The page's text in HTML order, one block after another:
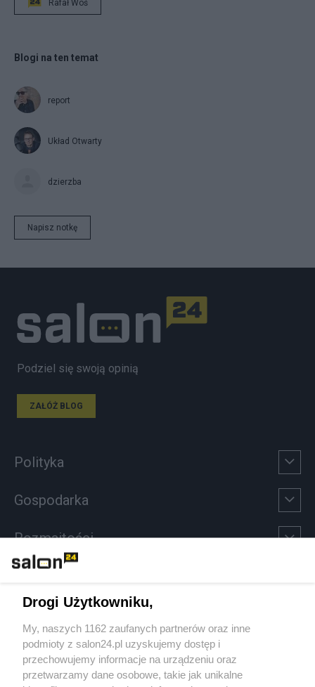
Rafał Woś
Blogi na ten temat
report
Układ Otwarty
dzierzba
Napisz notkę
Podziel się swoją opinią
ZAŁÓŻ BLOG
Polityka
Gospodarka
Rozmaitości
Sport
Społeczeństwo
Drogi Użytkowniku,
My, naszych 1162 zaufanych partnerów oraz inne
podmioty z salon24.pl uzyskujemy dostęp i
przechowujemy informacje na urządzeniu oraz
przetwarzamy dane osobowe, takie jak unikalne